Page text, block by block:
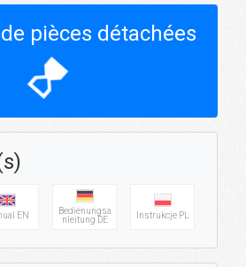
pièces détachées
hourglass_top
EN
Bedienungsa
nleitung DE
Instrukcje PL